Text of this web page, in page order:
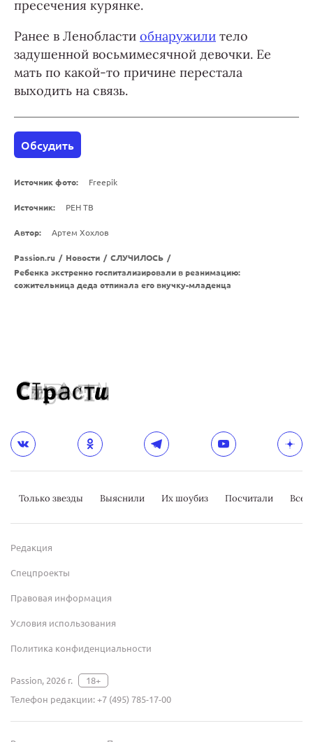
пресечения курянке.
Ранее в Ленобласти обнаружили тело
задушенной восьмимесячной девочки. Ее
мать по какой-то причине перестала
выходить на связь.
Обсудить
Источник фото: Freepik
Источник: РЕН ТВ
Автор: Артем Хохлов
Passion.ru / Новости / СЛУЧИЛОСЬ /
Ребенка экстренно госпитализировали в реанимацию:
сожительница деда отпинала его внучку-младенца
Только звезды Выяснили Их шоубиз Посчитали
Редакция
Спецпроекты
Правовая информация
Условия использования
Политика конфиденциальности
Passion, 2026 г.
18+
Телефон редакции:+7 (495) 785-17-00